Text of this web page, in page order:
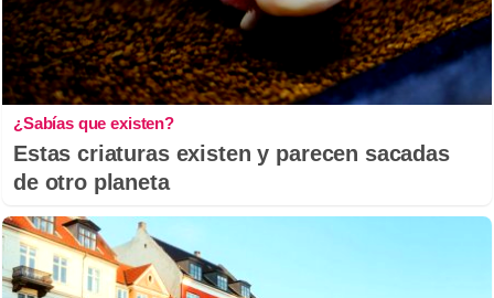
¿Sabías que existen?
Estas criaturas existen y parecen sacadas
de otro planeta